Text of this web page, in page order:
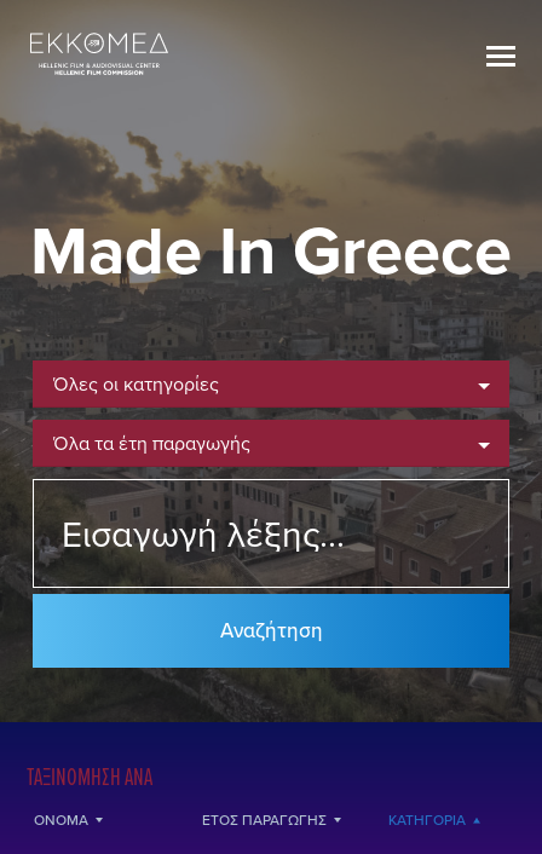
Made In Greece
Όλες οι κατηγορίες
Όλα τα έτη παραγωγής
ΤΑΞΙΝΌΜΗΣΗ ΑΝΆ
ΌΝΟΜΑ ΈΤΟΣ ΠΑΡΑΓΩΓΉΣ ΚΑΤΗΓΟΡΊΑ